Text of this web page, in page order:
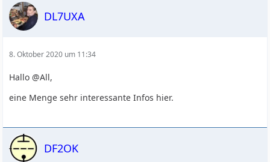
DL7UXA
8. Oktober 2020 um 11:34
Hallo @All,
eine Menge sehr interessante Infos hier.
DF2OK